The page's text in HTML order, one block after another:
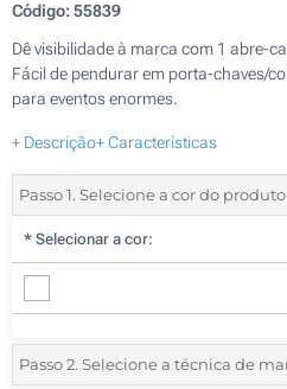
Código:55839
Dê visibilidade à marca com 1 abre-
Fácil de pendurar em porta-chaves/
para eventos enormes.
+ Descrição+ Características
Passo 1. Selecione a cor do produto
* Selecionar a cor:
Passo 2. Selecione a técnica de